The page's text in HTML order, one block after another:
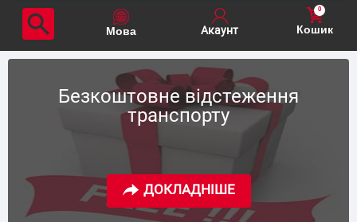
Кошик
0
Безкоштовне відстеження
транспорту